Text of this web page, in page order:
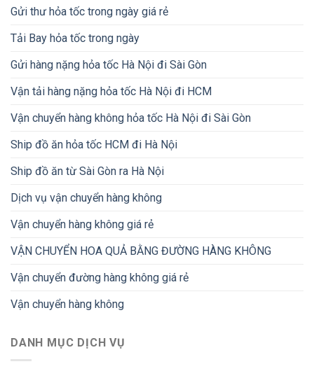
Gửi thư hỏa tốc trong ngày giá rẻ
Tải Bay hỏa tốc trong ngày
Gửi hàng nặng hỏa tốc Hà Nội đi Sài Gòn
Vận tải hàng nặng hỏa tốc Hà Nội đi HCM
Vận chuyển hàng không hỏa tốc Hà Nội đi Sài Gòn
Ship đồ ăn hỏa tốc HCM đi Hà Nội
Ship đồ ăn từ Sài Gòn ra Hà Nội
Dịch vụ vận chuyển hàng không
Vận chuyển hàng không giá rẻ
VẬN CHUYỂN HOA QUẢ BẰNG ĐƯỜNG HÀNG KHÔNG
Vận chuyển đường hàng không giá rẻ
Vận chuyển hàng không
DANH MỤC DỊCH VỤ